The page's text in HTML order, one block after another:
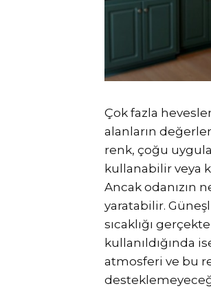
Çok fazla
alanların
renk, çoğu
kullanabilir veya
Ancak odanızın
yaratabilir.
sıcaklığı
kullanıldığında
atmosferi ve bu